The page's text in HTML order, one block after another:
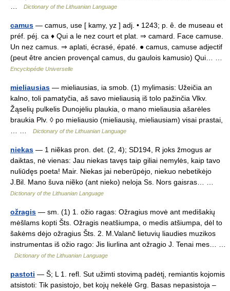
Dictionary of the Lithuanian Language
camus — camus, use [ kamy, yz ] adj. • 1243; p. ê. de museau et
préf. péj. ca ♦ Qui a le nez court et plat. ⇒ camard. Face camuse.
Un nez camus. ⇒ aplati, écrasé, épaté. ● camus, camuse adjectif
(peut être ancien provençal camus, du gaulois kamusio) Qui… …
Encyclopédie Universelle
mieliausias — mieliausias, ia smob. (1) mylimasis: Užeičia an
kalno, toli pamatyčia, aš savo mieliausią iš tolo pažinčia Vlkv.
Žąselių pulkelis Dunojėliu plaukia, o mano mieliausia ašarėles
braukia Plv. ◊ po mieliausio (mieliausių, mieliausiam) visai prastai,
Dictionary of the Lithuanian Language
niekas — 1 niẽkas pron. det. (2, 4); SD194, R joks žmogus ar
daiktas, nė vienas: Jau niekas tavęs taip giliai nemylės, kaip tavo
nuliūdęs poeta! Mair. Niekas jai neberūpėjo, niekuo nebetikėjo
J.Bil. Mano šuva niẽko (ant nieko) neloja Ss. Nors gaisras… …
Dictionary of the Lithuanian Language
ožragis — sm. (1) 1. ožio ragas: Ožragius movė ant medišakių
mėšlams kopti Šts. Ožragis neatšiumpa, o medis atšiumpa, dėl to
šakėms dėjo ožragius Šts. 2. M.Valanč lietuvių liaudies muzikos
instrumentas iš ožio rago: Jis liurlina ant ožragio J. Tenai mes… …
Dictionary of the Lithuanian Language
pastoti — Š; L 1. refl. Sut užimti stovimą padėtį, remiantis kojomis
atsistoti: Tik pasistojo, bet kojų nekėlė Grg. Basas nepasistoja –